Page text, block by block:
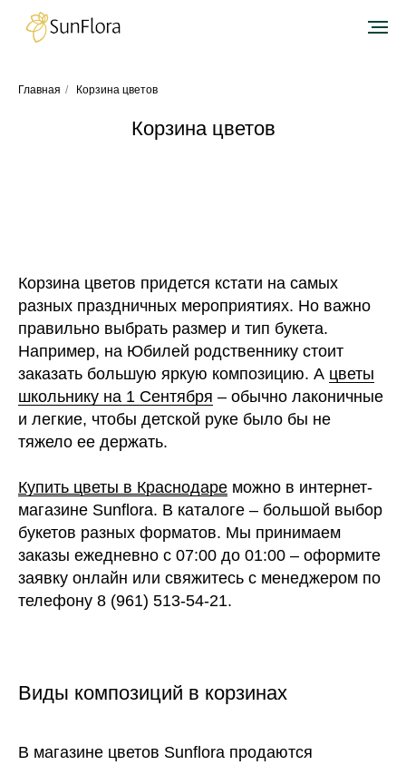
Главная / Корзина цветов
Корзина цветов
Корзина цветов придется кстати на самых
разных праздничных мероприятиях. Но важно
правильно выбрать размер и тип букета.
Например, на Юбилей родственнику стоит
заказать большую яркую композицию. А цветы
школьнику на 1 Сентября – обычно лаконичные
и легкие, чтобы детской руке было бы не
тяжело ее держать.
Купить цветы в Краснодаре можно в интернет-
магазине Sunflora. В каталоге – большой выбор
букетов разных форматов. Мы принимаем
заказы ежедневно с 07:00 до 01:00 – оформите
заявку онлайн или свяжитесь с менеджером по
телефону 8 (961) 513-54-21.
Виды композиций в корзинах
В магазине цветов Sunflora продаются